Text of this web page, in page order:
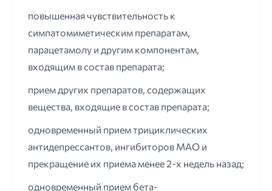
повышенная чувствительность к
симпатомиметическим препаратам,
парацетамолу и другим компонентам,
входящим в состав препарата;
прием других препаратов, содержащих
вещества, входящие в состав препарата;
одновременный прием трициклических
антидепрессантов, ингибиторов МАО и
прекращение их приема менее 2-х недель назад;
одновременный прием бета-